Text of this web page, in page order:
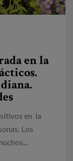
en la
en la
Los